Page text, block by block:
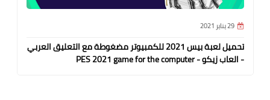
29 يناير 2021
تحميل لعبة بيس 2021 للكمبيوتر مضغوطة مع التعليق العربي
- العاب زيكو - PES 2021 game for the computer